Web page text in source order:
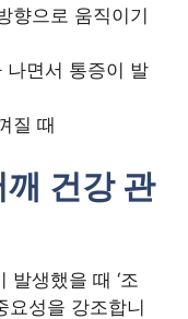
향으로 움직이기
나면서 통증이 발
질 때
건강 관
발생했을 때 ‘조
요성을 강조합니